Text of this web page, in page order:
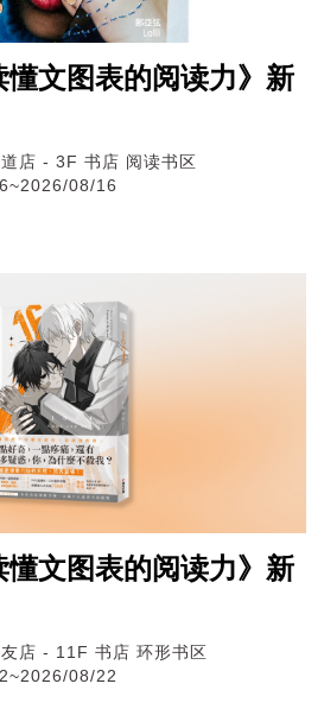
懂文图表的阅读力》新
店 - 3F 书店 阅读书区
08/16
懂文图表的阅读力》新
店 - 11F 书店 环形书区
08/22